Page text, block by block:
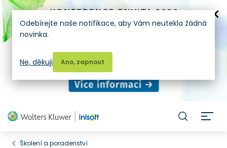
Školení a poradenství
Odebírejte naše notifikace, aby Vám neutekla žádná
novinka.
Ano, zapnout
Ne, děkuji